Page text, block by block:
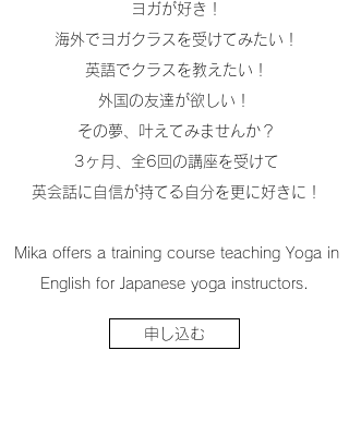
ヨガが好き！
海外でヨガクラスを受けてみたい！
英語でクラスを教えたい！
外国の友達が欲しい！ ​
その夢、叶えてみませんか？
3ヶ月、全6回の講座を受けて
英会話に自信が持てる自分を更に好きに！
Mika offers a training course teaching Yoga in
English for Japanese yoga instructors.
申し込む